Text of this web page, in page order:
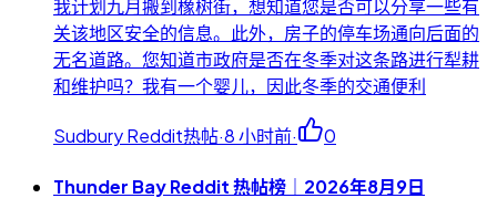
我计划九月搬到橡树街，想知道您是否可以分享一些有
关该地区安全的信息。此外，房子的停车场通向后面的
无名道路。您知道市政府是否在冬季对这条路进行犁耕
和维护吗？我有一个婴儿，因此冬季的交通便利
Sudbury Reddit热帖·8 小时前· 0
Thunder Bay Reddit 热帖榜｜2026年8月9日